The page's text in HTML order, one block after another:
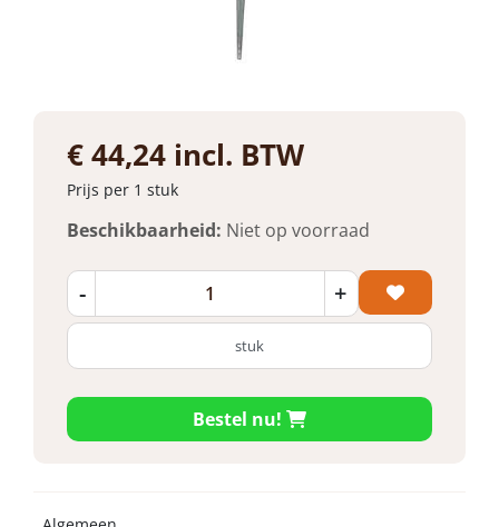
€ 44,24 incl. BTW
Prijs per 1 stuk
Beschikbaarheid: Niet op voorraad
- +
stuk
Bestel nu!